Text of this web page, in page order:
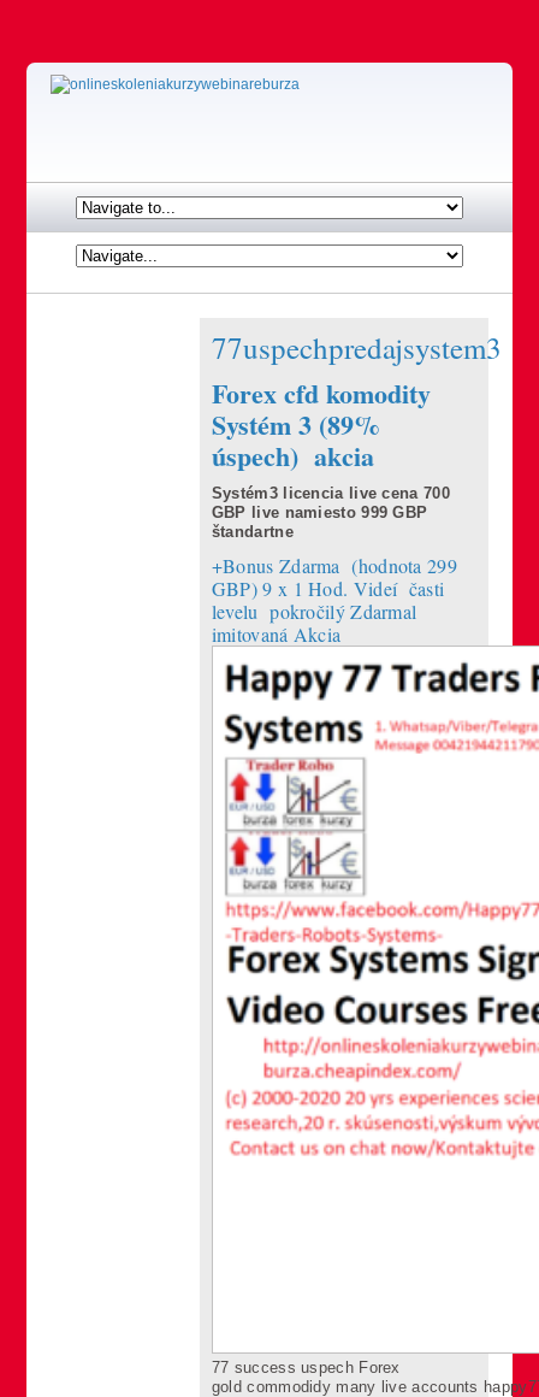
77uspechpredajsystem3
Forex cfd komodity
Systém 3 (89%
úspech) akcia
Systém3 licencia live cena 700
GBP live namiesto 999 GBP
štandartne
+Bonus Zdarma (hodnota 299
GBP) 9 x 1 Hod. Videí časti
levelu pokročilý Zdarmal
imitovaná Akcia
77 success uspech Forex
gold commodidy many live accounts